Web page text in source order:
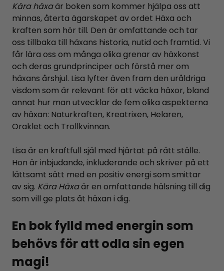
Kära häxaär boken som kommer hjälpa oss att
minnas, återta ägarskapet av ordet Häxa och
kraften som hör till. Den är omfattande och tar
oss tillbaka till häxans historia, nutid och framtid. Vi
får lära oss om många olika grenar av häxkonst
och deras grundprinciper och förstå mer om
häxans årshjul. Lisa lyfter även fram den uråldriga
visdom som är relevant för att väcka häxor, bland
annat hur man utvecklar de fem olika aspekterna
av häxan: Naturkraften, Kreatrixen, Helaren,
Oraklet och Trollkvinnan.
Lisa är en kraftfull själ med hjärtat på rätt ställe.
Hon är inbjudande, inkluderande och skriver på ett
lättsamt sätt med en positiv energi som smittar
av sig. Kära Häxaär en omfattande hälsning till dig
som vill ge plats åt häxan i dig.
En bok fylld med energin som
behövs för att odla sin egen
magi!